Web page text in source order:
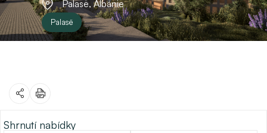
Palasë, Albánie
Palasë
Shrnutí nabídky